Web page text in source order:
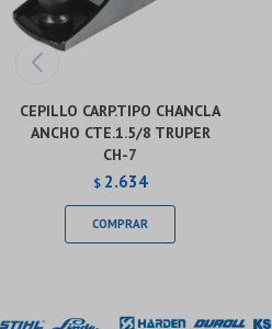
CEPILLO CARP.TIPO CHANCLA
ANCHO CTE.1.5/8 TRUPER
CH-7
$ 2.634